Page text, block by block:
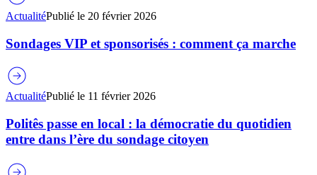
ActualitéPublié le 20 février 2026
Sondages VIP et sponsorisés : comment ça marche
ActualitéPublié le 11 février 2026
Politês passe en local : la démocratie du quotidien
entre dans l’ère du sondage citoyen